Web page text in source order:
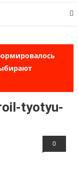
tyotyu-
0